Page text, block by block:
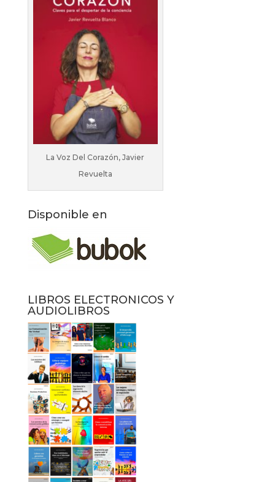
La Voz Del Corazón, Javier
Revuelta
Disponible en
LIBROS ELECTRONICOS Y
AUDIOLIBROS